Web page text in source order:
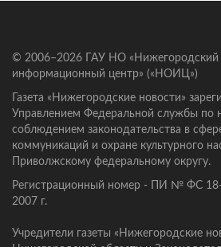
© 2006–2026 ГАУ НО «Нижегородский
информационный центр» («НОИЦ»)
Газета «Нижегородские новости»
Управлением Федеральной службы по
соблюдением законодательства в
коммуникаций и охране культурного
Приволжскому федеральному округу.
Регистрационный номер - ПИ № ФС 18-
2007 г.
Учредители газеты «Нижегородские